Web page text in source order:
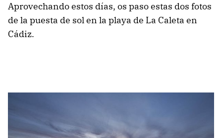
Aprovechando estos días, os paso estas dos fotos
de la puesta de sol en la playa de La Caleta en
Cádiz.